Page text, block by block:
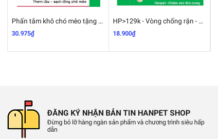
Phấn tắm khô chó mèo tặng kèm 1 găng tay nhựa tắm thú cưng FAY KITTY & FAY PUPPY
30.975₫
HP>129k - Vòng chống rận - 19k chống ve bọ chét 4 tháng cho chó mèo
18.900₫
ĐĂNG KÝ NHẬN BẢN TIN HANPET SHOP
Đừng bỏ lỡ hàng ngàn sản phẩm và chương trình siêu hấp
dẫn